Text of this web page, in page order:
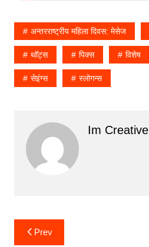
अन्तरराष्ट्रीय महिला दिवस: मेसेज
थॉट्स पिक्स विशेष
सेइंग्स स्लोगन्स
Im Creative
PostPrev